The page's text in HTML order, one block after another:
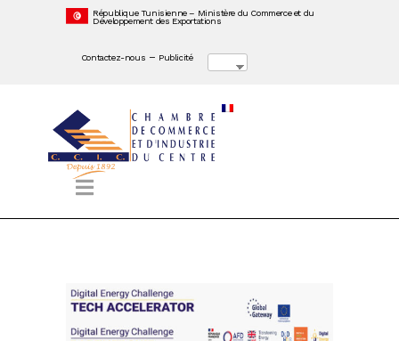
République Tunisienne – Ministère du Commerce et du
Développement des Exportations
Contactez-nous – Publicité